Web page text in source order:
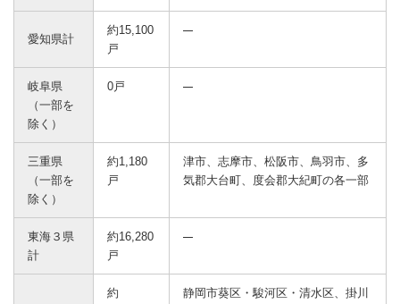
愛知県計
約15,100
戸
岐阜県
（一部を
除く）
0戸
三重県
（一部を
除く）
約1,180
戸
津市、志摩市、松阪市、鳥羽市、多
気郡大台町、度会郡大紀町の各一部
東海３県
計
約16,280
戸
約
静岡市葵区・駿河区・清水区、掛川